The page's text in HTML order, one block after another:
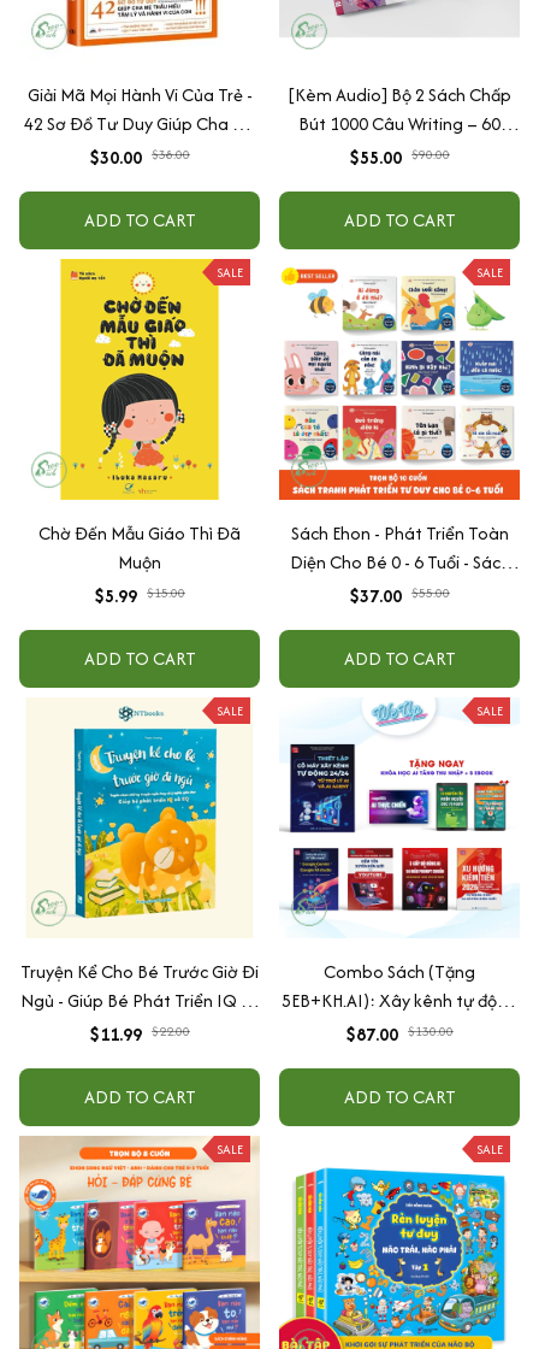
Giải Mã Mọi Hành Vi Của Trẻ -
42 Sơ Đồ Tư Duy Giúp Cha Mẹ
Thấu Hiểu Tâm Lý Và Hành Vi
$30.00 $38.00
ADD TO CART
[Kèm Audio] Bộ 2 Sách Chấp
Bút 1000 Câu Writing – 60
Ngày Gieo Trồng Tư Duy
$55.00 $90.00
ADD TO CART
SALE
Chờ Đến Mẫu Giáo Thì Đã
Muộn
$5.99 $15.00
ADD TO CART
SALE
Sách Ehon - Phát Triển Toàn
Diện Cho Bé 0 - 6 Tuổi - Sách
Song Ngữ Việt - Anh
$37.00 $55.00
ADD TO CART
SALE
Truyện Kể Cho Bé Trước Giờ Đi
Ngủ - Giúp Bé Phát Triển IQ Và
EQ
$11.99 $22.00
ADD TO CART
SALE
Combo Sách (Tặng
5EB+KH.AI): Xây kênh tự động
AI Agent + AI siêu mạnh + 3
+ Xu hướng
$87.00 $130.00
ADD TO CART
SALE SALE